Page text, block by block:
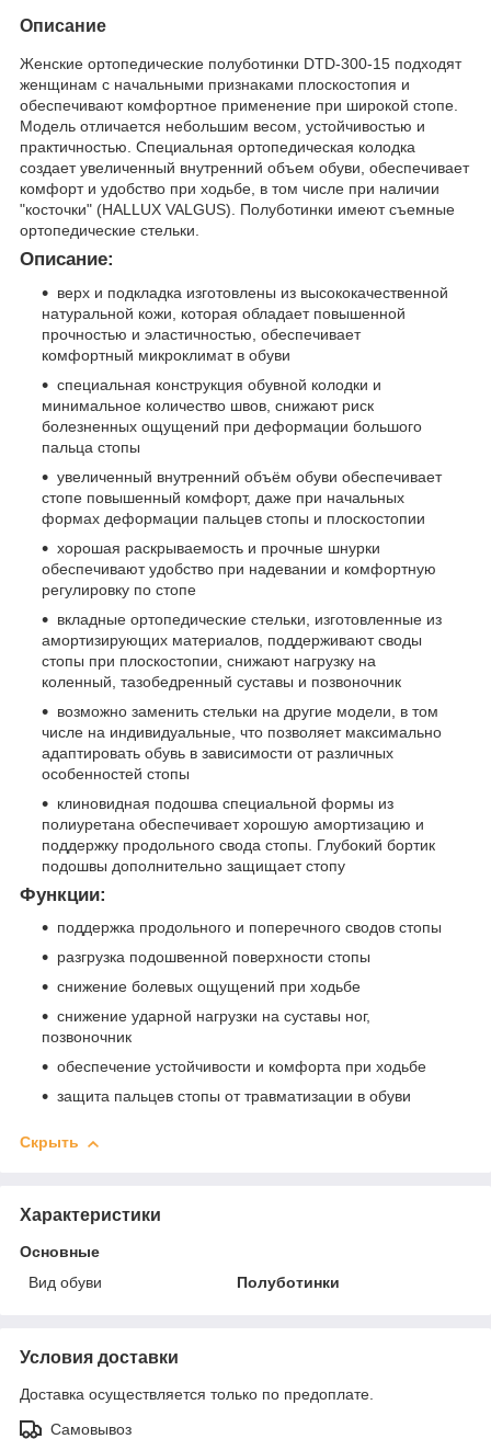
Описание
Женские ортопедические полуботинки DTD-300-15 подходят
женщинам с начальными признаками плоскостопия и
обеспечивают комфортное применение при широкой стопе.
Модель отличается небольшим весом, устойчивостью и
практичностью. Специальная ортопедическая колодка
создает увеличенный внутренний объем обуви, обеспечивает
комфорт и удобство при ходьбе, в том числе при наличии
"косточки" (HALLUX VALGUS). Полуботинки имеют съемные
ортопедические стельки.
Описание:
верх и подкладка изготовлены из высококачественной
натуральной кожи, которая обладает повышенной
прочностью и эластичностью, обеспечивает
комфортный микроклимат в обуви
специальная конструкция обувной колодки и
минимальное количество швов, снижают риск
болезненных ощущений при деформации большого
пальца стопы
увеличенный внутренний объём обуви обеспечивает
стопе повышенный комфорт, даже при начальных
формах деформации пальцев стопы и плоскостопии
хорошая раскрываемость и прочные шнурки
обеспечивают удобство при надевании и комфортную
регулировку по стопе
вкладные ортопедические стельки, изготовленные из
амортизирующих материалов, поддерживают своды
стопы при плоскостопии, снижают нагрузку на
коленный, тазобедренный суставы и позвоночник
возможно заменить стельки на другие модели, в том
числе на индивидуальные, что позволяет максимально
адаптировать обувь в зависимости от различных
особенностей стопы
клиновидная подошва специальной формы из
полиуретана обеспечивает хорошую амортизацию и
поддержку продольного свода стопы. Глубокий бортик
подошвы дополнительно защищает стопу
Функции:
поддержка продольного и поперечного сводов стопы
разгрузка подошвенной поверхности стопы
снижение болевых ощущений при ходьбе
снижение ударной нагрузки на суставы ног,
позвоночник
обеспечение устойчивости и комфорта при ходьбе
защита пальцев стопы от травматизации в обуви
Скрыть
Характеристики
Основные
Вид обуви
Полуботинки
Условия доставки
Доставка осуществляется только по предоплате.
Самовывоз